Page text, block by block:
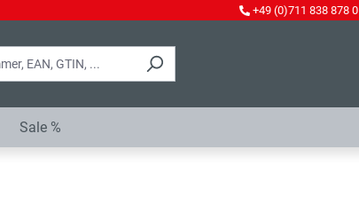
+49 (0)711 838 878 0
Sale %